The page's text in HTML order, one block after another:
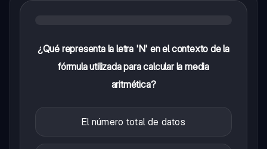
¿Qué representa la letra 'N' en el contexto de la
fórmula utilizada para calcular la media
aritmética?
El número total de datos